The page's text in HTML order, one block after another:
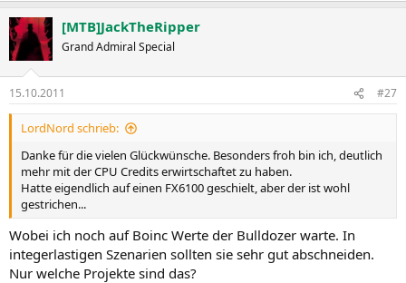
[MTB]JackTheRipper
Grand Admiral Special
15.10.2011 #27
LordNord schrieb:
Danke für die vielen Glückwünsche. Besonders froh bin ich, deutlich
mehr mit der CPU Credits erwirtschaftet zu haben.
Hatte eigendlich auf einen FX6100 geschielt, aber der ist wohl
gestrichen...
Wobei ich noch auf Boinc Werte der Bulldozer warte. In
integerlastigen Szenarien sollten sie sehr gut abschneiden.
Nur welche Projekte sind das?